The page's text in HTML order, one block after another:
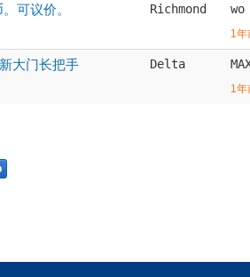
可议价。 Richmond wo
1年
大门长把手 Delta
1年